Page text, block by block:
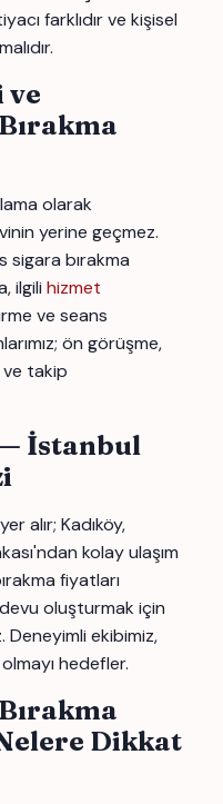
farklıdır ve kişisel
ve
olarak
yerine geçmez.
sigara bırakma
ilgili hizmet
ve seans
ön görüşme,
ve takip
İstanbul
alır; Kadıköy,
kolay ulaşım
fiyatları
oluşturmak için
Deneyimli ekibimiz,
hedefler.
Dikkat